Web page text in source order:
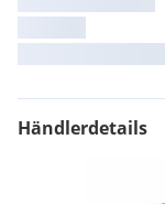
Händlerdetails